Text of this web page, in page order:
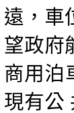
遠，車
望政府
商用泊
現有公